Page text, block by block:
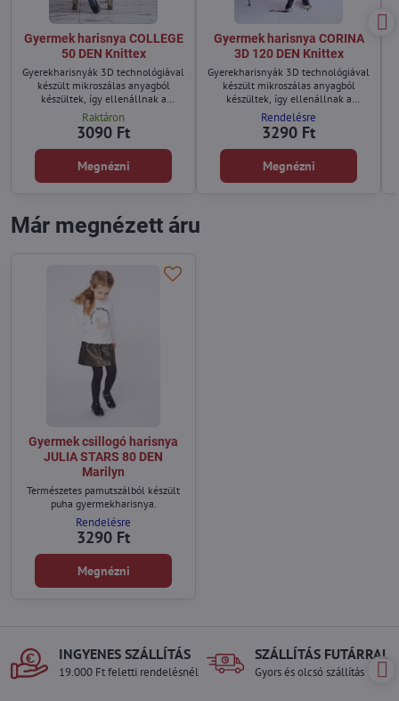
Gyermek harisnya COLLEGE
50 DEN Knittex
Gyerekharisnyák 3D technológiával
készült mikroszálas anyagból
készültek, így ellenállnak a
sérüléseknek.
Raktáron
3090 Ft
Megnézni
Gyermek harisnya CORINA
3D 120 DEN Knittex
Gyerekharisnyák 3D technológiával
készült mikroszálas anyagból
készültek, így ellenállnak a
sérüléseknek.
Rendelésre
3290 Ft
Megnézni
Már megnézett áru
Gyermek csillogó harisnya
JULIA STARS 80 DEN
Marilyn
Természetes pamutszálból készült
puha gyermekharisnya.
Rendelésre
3290 Ft
Megnézni
INGYENES SZÁLLÍTÁS
19.000 Ft feletti rendelésnél
SZÁLLÍTÁS FUTÁRRAL
Gyors és olcsó szállítás